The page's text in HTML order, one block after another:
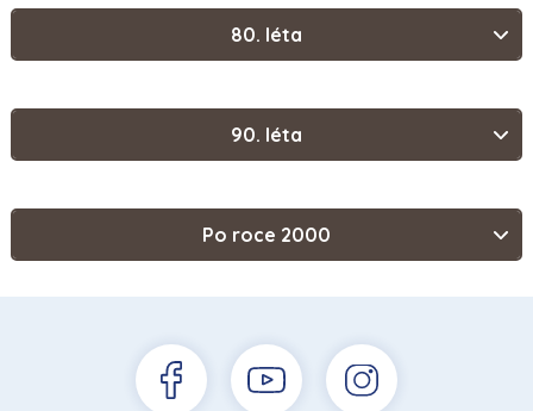
80. léta
90. léta
Po roce 2000